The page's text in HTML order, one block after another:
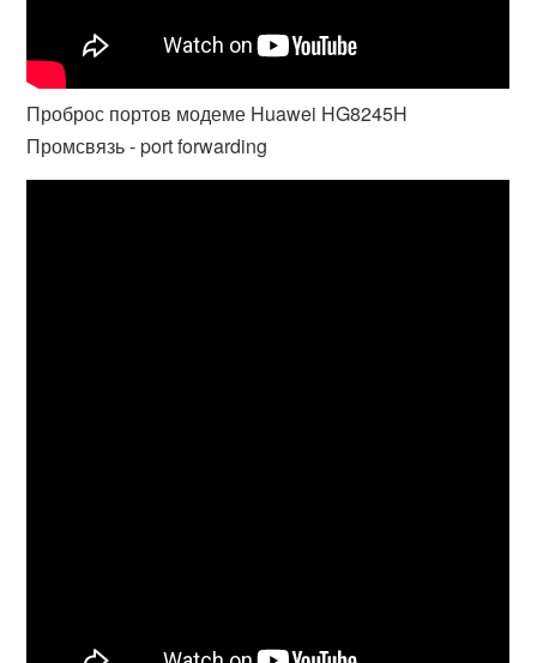
Проброс портов модеме Huawei HG8245H
Промсвязь - port forwarding